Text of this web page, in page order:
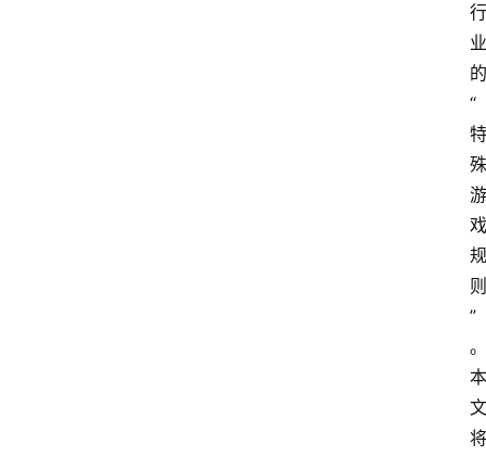
行
业
的
“
特
殊
游
戏
规
则
”
。
本
文
将